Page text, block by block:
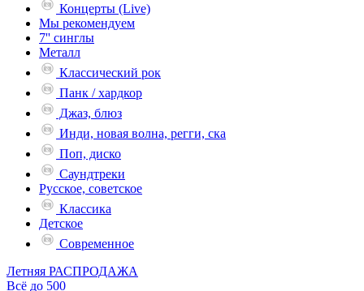
Концерты (Live)
Мы рекомендуем
7'' синглы
Металл
Классический рок
Панк / хардкор
Джаз, блюз
Инди, новая волна, регги, ска
Поп, диско
Саундтреки
Русское, советское
Классика
Детское
Современное
Летняя РАСПРОДАЖА
Всё до 500